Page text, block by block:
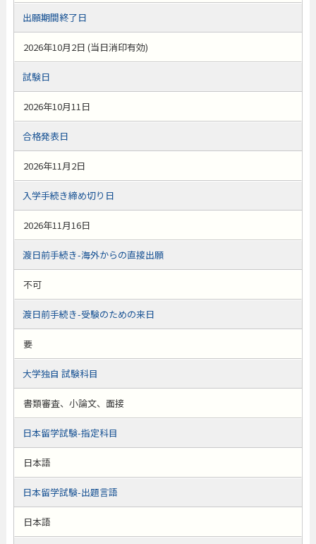
出願期間終了日
2026年10月2日 (当日消印有効)
試験日
2026年10月11日
合格発表日
2026年11月2日
入学手続き締め切り日
2026年11月16日
渡日前手続き-海外からの直接出願
不可
渡日前手続き-受験のための来日
要
大学独自 試験科目
書類審査、小論文、面接
日本留学試験-指定科目
日本語
日本留学試験-出題言語
日本語